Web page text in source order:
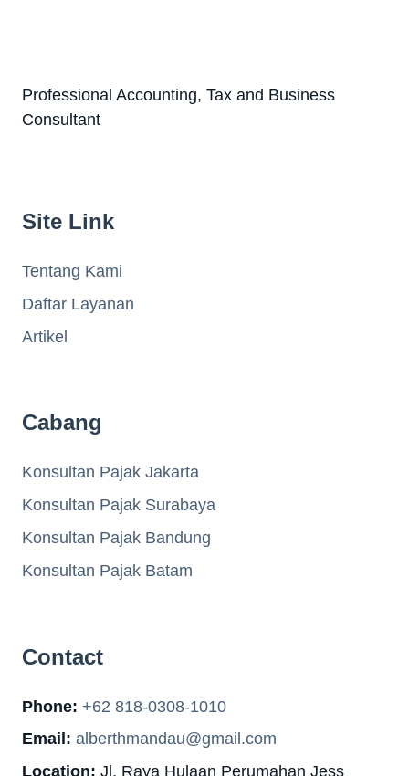
Professional Accounting, Tax and Business
Consultant
Site Link
Tentang Kami
Daftar Layanan
Artikel
Cabang
Konsultan Pajak Jakarta
Konsultan Pajak Surabaya
Konsultan Pajak Bandung
Konsultan Pajak Batam
Contact
Phone: +62 818-0308-1010
Email: alberthmandau@gmail.com
Location: Jl. Raya Hulaan Perumahan Jess